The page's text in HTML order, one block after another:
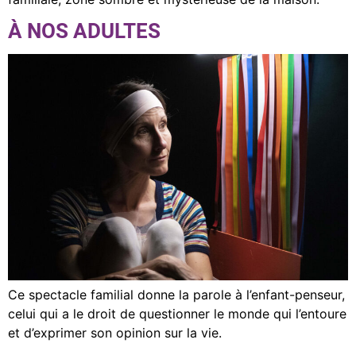
À NOS ADULTES
Ce spectacle familial donne la parole à l’enfant-penseur,
celui qui a le droit de questionner le monde qui l’entoure
et d’exprimer son opinion sur la vie.